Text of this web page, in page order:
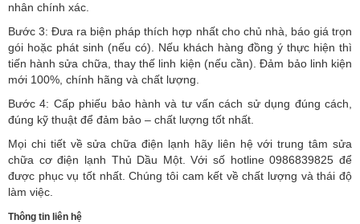
nhân chính xác.
Bước 3: Đưa ra biện pháp thích hợp nhất cho chủ nhà, báo giá trọn
gói hoặc phát sinh (nếu có). Nếu khách hàng đồng ý thực hiện thì
tiến hành sửa chữa, thay thế linh kiện (nếu cần). Đảm bảo linh kiện
mới 100%, chính hãng và chất lượng.
Bước 4: Cấp phiếu bảo hành và tư vấn cách sử dụng đúng cách,
đúng kỹ thuật để đảm bảo – chất lượng tốt nhất.
Mọi chi tiết về sửa chữa điện lạnh hãy liên hệ với trung tâm sửa
chữa cơ điện lạnh Thủ Dầu Một. Với số hotline 0986839825 để
được phục vụ tốt nhất. Chúng tôi cam kết về chất lượng và thái độ
làm việc.
Thông tin liên hệ